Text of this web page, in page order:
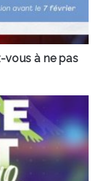
vous à ne pas